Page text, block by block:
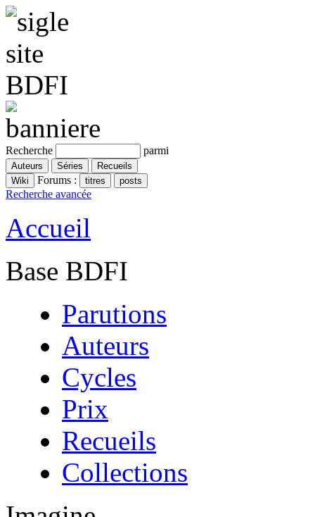
Recherche parmi
Forums :
Recherche avancée
Accueil
Base BDFI
Parutions
Auteurs
Cycles
Prix
Recueils
Collections